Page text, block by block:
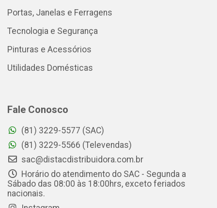
Portas, Janelas e Ferragens
Tecnologia e Segurança
Pinturas e Acessórios
Utilidades Domésticas
Fale Conosco
(81) 3229-5577 (SAC)
(81) 3229-5566 (Televendas)
sac@distacdistribuidora.com.br
Horário do atendimento do SAC - Segunda a
Sábado das 08:00 às 18:00hrs, exceto feriados
nacionais.